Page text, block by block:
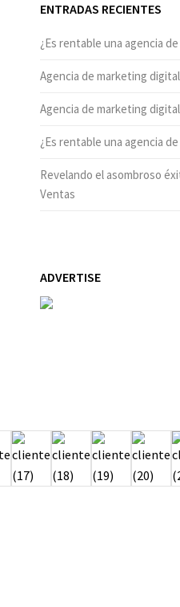
ENTRADAS RECIENTES
¿Es rentable una agencia
Agencia de marketing
Agencia de marketing digital
¿Es rentable una agencia
Revelando el asombroso
Ventas
ADVERTISE